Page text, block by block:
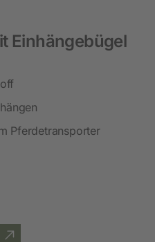
Einhängebügel
Pferdetransporter